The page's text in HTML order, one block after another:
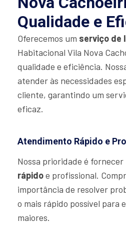
Qualidade e
Oferecemos um serviço de
Habitacional Vila Nova
qualidade e eficiência.
atender às necessidades
cliente, garantindo um
eficaz.
Atendimento Rápido e
Nossa prioridade é fornecer
rápidoe profissional.
importância de resolver
o mais rápido possível para
maiores.